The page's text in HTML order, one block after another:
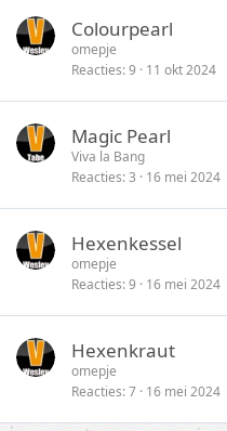
Colourpearl
omepje
Reacties 9 11 okt 2024
Magic Pearl
Viva la Bang
Reacties 3 16 mei 2024
Hexenkessel
omepje
Reacties 9 16 mei 2024
Hexenkraut
omepje
Reacties 7 16 mei 2024